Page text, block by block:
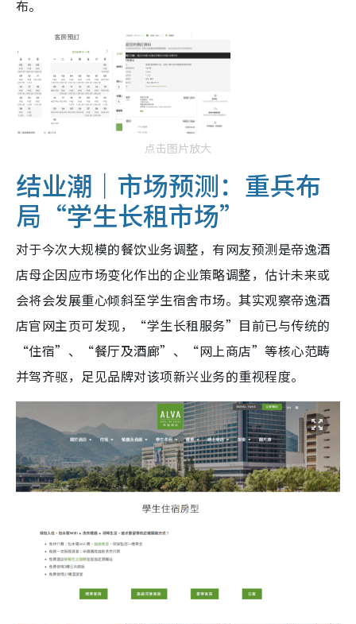
布。
点击图片放大
结业潮｜市场预测：重兵布
局“学生长租市场”
对于今次大规模的餐饮业务调整，有网友预测是帝逸酒
店母企因应市场变化作出的企业策略调整，估计未来或
会将会发展重心倾斜至学生宿舍市场。其实观察帝逸酒
店官网主页可发现，“学生长租服务”目前已与传统的
“住宿”、“餐厅及酒廊”、“网上商店”等核心范畴
并驾齐驱，足见品牌对该项新兴业务的重视程度。